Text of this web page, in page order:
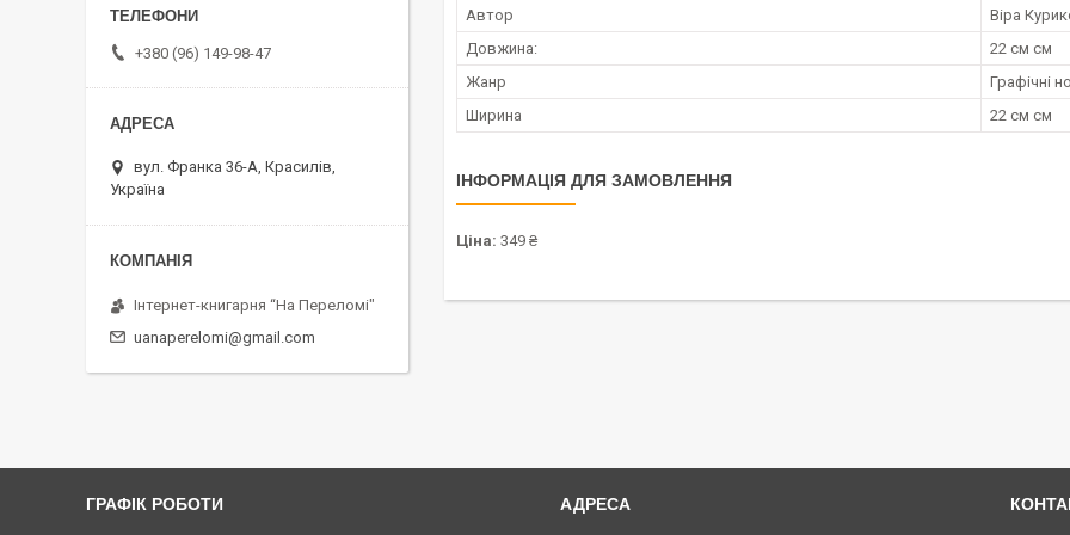
Автор
Віра
Довжина:
22 см см
Жанр
Графічні
Ширина
22 см см
ІНФОРМАЦІЯ ДЛЯ ЗАМОВЛЕННЯ
Ціна: 349 ₴
+380 (96) 149-98-47
вул. Франка 36-А, Красилів,
Україна
Інтернет-книгарня “На Переломі"
uanaperelomi@gmail.com
ГРАФІК РОБОТИ